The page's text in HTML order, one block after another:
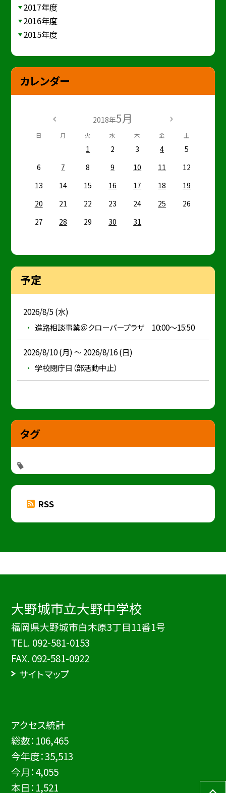
2017年度
2016年度
2015年度
カレンダー
2018年5月
日 月 火 水 木 金 土
1 2 3 4
5
6
7 8 9 10 11
12
13
14 15 16 17 18
19
20
21 22 23 24 25
26
27
28 29 30 31
予定
2026/8/5 (水)
進路相談事業＠クローバープラザ 10:00～15:50
2026/8/10 (月) ～ 2026/8/16 (日)
学校閉庁日（部活動中止）
タグ
RSS
大野城市立大野中学校
福岡県大野城市白木原3丁目11番1号
TEL. 092-581-0153
FAX. 092-581-0922
サイトマップ
アクセス統計
総数： 106,465
今年度：35,513
今月：4,055
本日： 1,521